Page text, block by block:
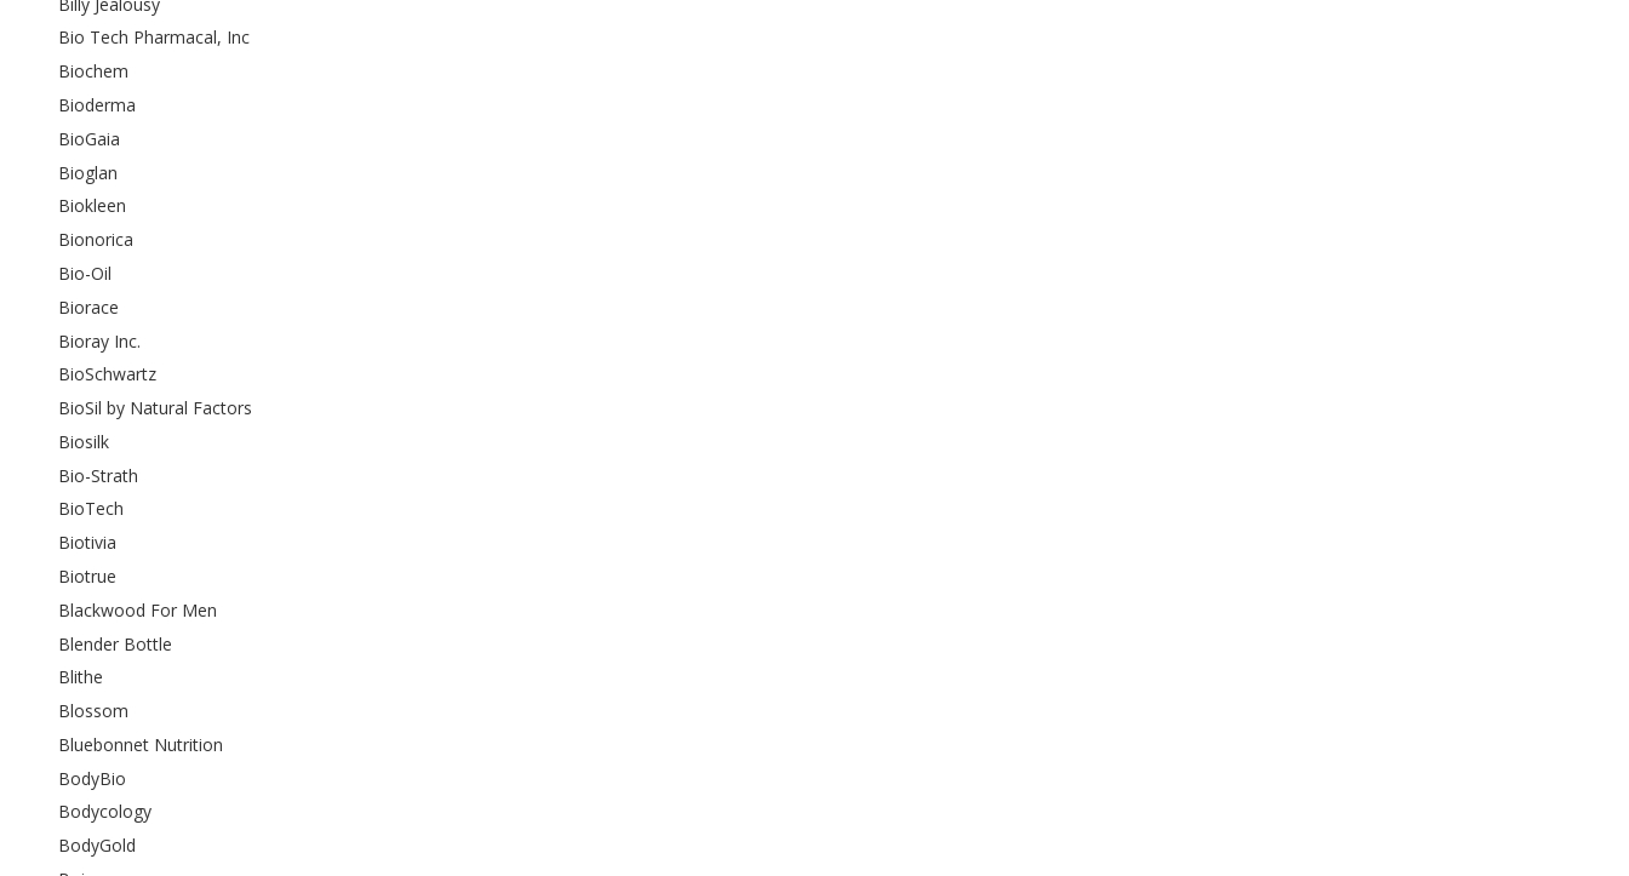
Bio Tech Pharmacal, Inc
Biochem
Bioderma
BioGaia
Bioglan
Biokleen
Bionorica
Bio-Oil
Biorace
Bioray Inc.
BioSchwartz
BioSil by Natural Factors
Biosilk
Bio-Strath
BioTech
Biotivia
Biotrue
Blackwood For Men
Blender Bottle
Blithe
Blossom
Bluebonnet Nutrition
BodyBio
Bodycology
BodyGold